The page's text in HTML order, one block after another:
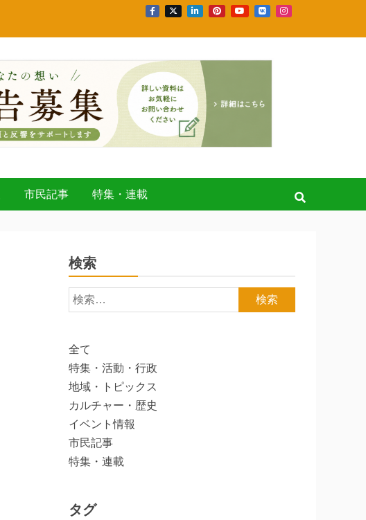
市民記事 特集・連載
検索
検
索:
全て
特集・活動・行政
地域・トピックス
カルチャー・歴史
イベント情報
市民記事
特集・連載
タグ